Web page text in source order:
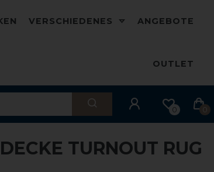
VERSCHIEDENES ANGEBOTE
OUTLET
0 0
TURNOUT RUG